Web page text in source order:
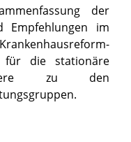
der
Empfehlungen im
für die stationäre
zu den